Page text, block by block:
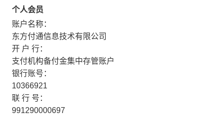
个人会员
账户名称：
东方付通信息技术有限公司
开 户 行：
支付机构备付金集中存管账户
银行账号：
10366921
联 行 号：
991290000697